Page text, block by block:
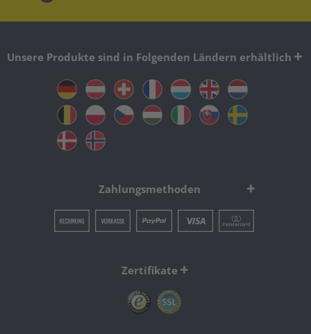
Unsere Produkte sind in Folgenden Ländern erhältlich
Zahlungsmethoden
Zertifikate